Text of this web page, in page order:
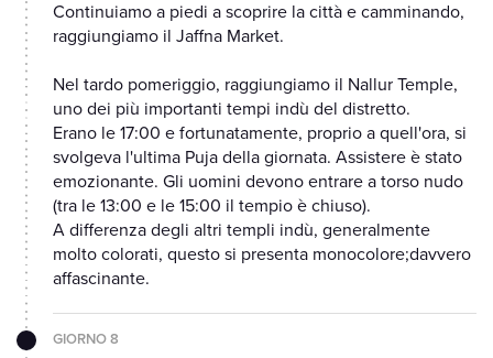
Continuiamo a piedi a scoprire la città e camminando,
raggiungiamo il Jaffna Market.
Nel tardo pomeriggio, raggiungiamo il Nallur Temple,
uno dei più importanti tempi indù del distretto.
Erano le 17:00 e fortunatamente, proprio a quell'ora, si
svolgeva l'ultima Puja della giornata. Assistere è stato
emozionante. Gli uomini devono entrare a torso nudo
(tra le 13:00 e le 15:00 il tempio è chiuso).
A differenza degli altri templi indù, generalmente
molto colorati, questo si presenta monocolore;davvero
affascinante.
GIORNO 8